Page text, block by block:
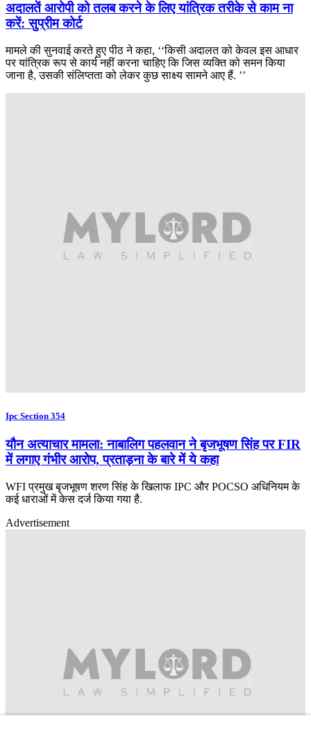
अदालतें आरोपी को तलब करने के लिए यांत्रिक तरीके से काम ना
करें: सुप्रीम कोर्ट
मामले की सुनवाई करते हुए पीठ ने कहा, ‘‘किसी अदालत को केवल इस आधार
पर यांत्रिक रूप से कार्य नहीं करना चाहिए कि जिस व्यक्ति को समन किया
जाना है, उसकी संलिप्तता को लेकर कुछ साक्ष्य सामने आए हैं. ’’
Ipc Section 354
यौन अत्याचार मामला: नाबालिग पहलवान ने बृजभूषण सिंह पर FIR
में लगाए गंभीर आरोप, प्रताड़ना के बारे में ये कहा
WFI प्रमुख बृजभूषण शरण सिंह के खिलाफ IPC और POCSO अधिनियम के
कई धाराओं में केस दर्ज किया गया है.
Advertisement